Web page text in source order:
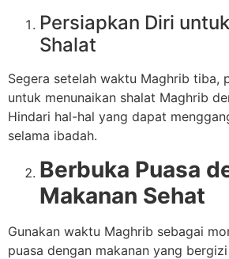
Persiapkan Diri
Shalat
Segera setelah waktu Maghrib tiba,
untuk menunaikan shalat Maghrib
Hindari hal-hal yang dapat
selama ibadah.
Berbuka Puasa
Makanan Sehat
Gunakan waktu Maghrib sebagai
puasa dengan makanan yang